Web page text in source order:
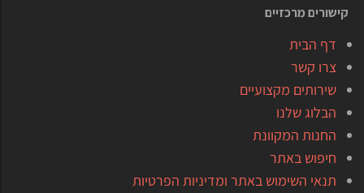
קישורים מרכזיים
דף הבית
צרו קשר
שירותים מקצועיים
הבלוג שלנו
החנות המקוונת
חיפוש באתר
תנאי השימוש באתר ומדיניות הפרטיות